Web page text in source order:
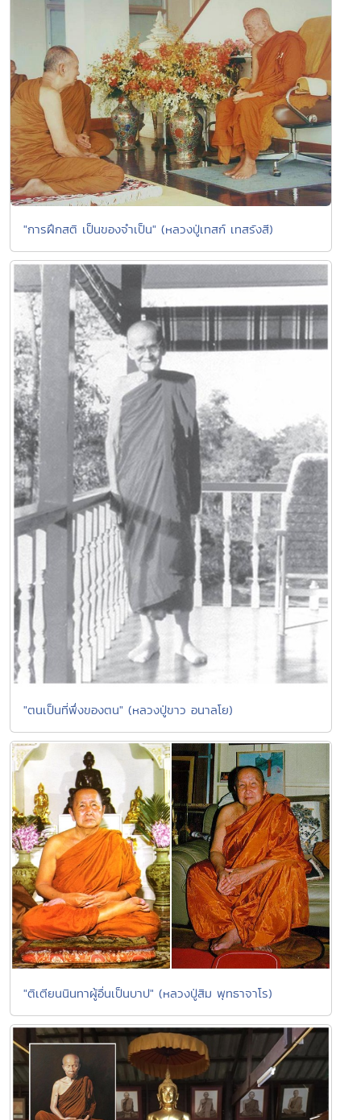
"การฝึกสติ เป็นของจำเป็น" (หลวงปู่เทสก์ เทสรังสี)
"ตนเป็นที่พึ่งของตน" (หลวงปู่ขาว อนาลโย)
"ติเตียนนินทาผู้อื่นเป็นบาป" (หลวงปู่สิม พุทธาจาโร)